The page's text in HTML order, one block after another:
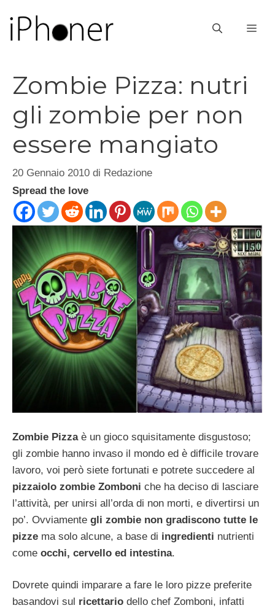
contenuto
Zombie Pizza: nutri
gli zombie per non
essere mangiato
20 Gennaio 2010 di Redazione
Spread the love
Zombie Pizzaè un gioco squisitamente disgustoso;
gli zombie hanno invaso il mondo ed è difficile trovare
lavoro, voi però siete fortunati e potrete succedere al
pizzaiolo zombie Zomboni che ha deciso di lasciare
l’attività, per unirsi all’orda di non morti, e divertirsi un
po’. Ovviamente gli zombie non gradiscono tutte le
pizze ma solo alcune, a base di ingredienti nutrienti
come occhi, cervello ed intestina.
Dovrete quindi imparare a fare le loro pizze preferite
basandovi sul ricettario dello chef Zomboni, infatti